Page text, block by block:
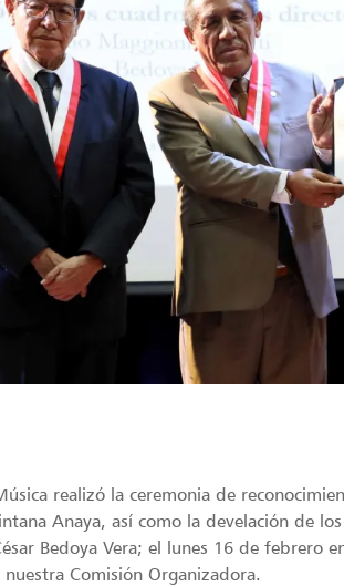
realizó la ceremonia de
Anaya, así como la develación de
Bedoya Vera; el lunes 16 de febrero
Comisión Organizadora.